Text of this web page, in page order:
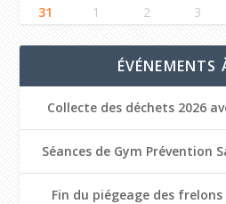
31
1 2 3
ÉVÉNEMENTS
Collecte des déchets 2026
Séances de Gym Prévention
Fin du piégeage des